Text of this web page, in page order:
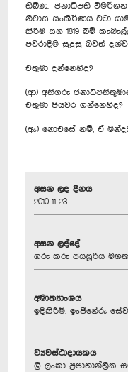
තිබිණ. ජනාධිපති
නිවාස සංකීර්ණය වටා
කිරීම සහ 1819 බිම්
පවරාදීම සුදුසු බවත්
එතුමා දන්නෙහිද?
(ආ) අතිගරු
එතුමා පියවර ගන්නෙහිද?
‍(ඇ) නොඑසේ නම්, ඒ
අසන ලද දිනය
2010-11-23
අසන ලද්දේ
ගරු කරු ජයසූරිය
අමාත්‍යාංශය
ඉදිකිරීම්, ඉංජිනේරු
ව්‍යවස්ථාදායකය
ශ්‍රී ලංකා